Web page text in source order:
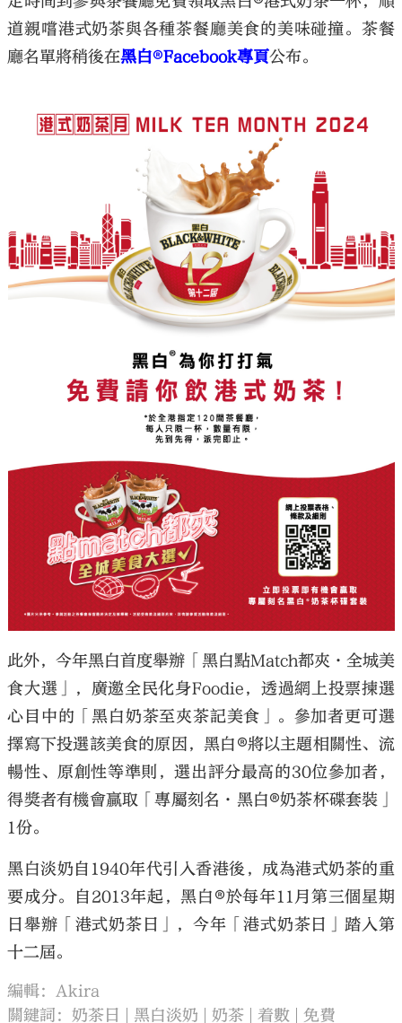
道親嚐港式奶茶與各種茶餐廳美食的美味碰撞。茶餐
廳名單將稍後在黑白®️Facebook專頁公布。
此外，今年黑白首度舉辦「黑白點Match都夾·全城美
食大選」，廣邀全民化身Foodie，透過網上投票揀選
心目中的「黑白奶茶至夾茶記美食」。參加者更可選
擇寫下投選該美食的原因，黑白®將以主題相關性、流
暢性、原創性等準則，選出評分最高的30位參加者，
得獎者有機會贏取「專屬刻名·黑白®奶茶杯碟套裝」
1份。
黑白淡奶自1940年代引入香港後，成為港式奶茶的重
要成分。自2013年起，黑白®️於每年11月第三個星期
日舉辦「港式奶茶日」，今年「港式奶茶日」踏入第
十二屆。
編輯：Akira
關鍵詞： 奶茶日 黑白淡奶 奶茶 着數 免費